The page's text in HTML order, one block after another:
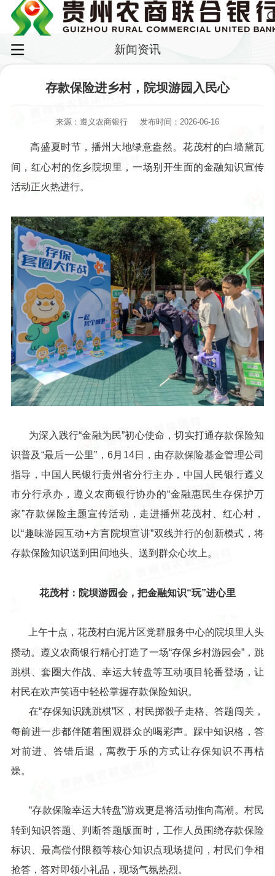
新闻资讯
存款保险进乡村，院坝游园入民心
来源：遵义农商银行 发布时间：2026-06-16
高盛夏时节，播州大地绿意盎然。花茂村的白墙黛瓦
间，红心村的仡乡院坝里，一场别开生面的金融知识宣传
活动正火热进行。
为深入践行“金融为民”初心使命，切实打通存款保险知
识普及“最后一公里”，6月14日，由存款保险基金管理公司
指导，中国人民银行贵州省分行主办，中国人民银行遵义
市分行承办，遵义农商银行协办的“金融惠民生存保护万
家”存款保险主题宣传活动，走进播州花茂村、红心村，
以“趣味游园互动+方言院坝宣讲”双线并行的创新模式，将
存款保险知识送到田间地头、送到群众心坎上。
花茂村：院坝游园会，把金融知识“玩”进心里
上午十点，花茂村白泥片区党群服务中心的院坝里人头
攒动。遵义农商银行精心打造了一场“存保乡村游园会”，跳
跳棋、套圈大作战、幸运大转盘等互动项目轮番登场，让
村民在欢声笑语中轻松掌握存款保险知识。
在“存保知识跳跳棋”区，村民掷骰子走格、答题闯关，
每前进一步都伴随着围观群众的喝彩声。踩中知识格，答
对前进、答错后退，寓教于乐的方式让存保知识不再枯
燥。
“存款保险幸运大转盘”游戏更是将活动推向高潮。村民
转到知识答题、判断答题版面时，工作人员围绕存款保险
标识、最高偿付限额等核心知识点现场提问，村民们争相
抢答，答对即领小礼品，现场气氛热烈。